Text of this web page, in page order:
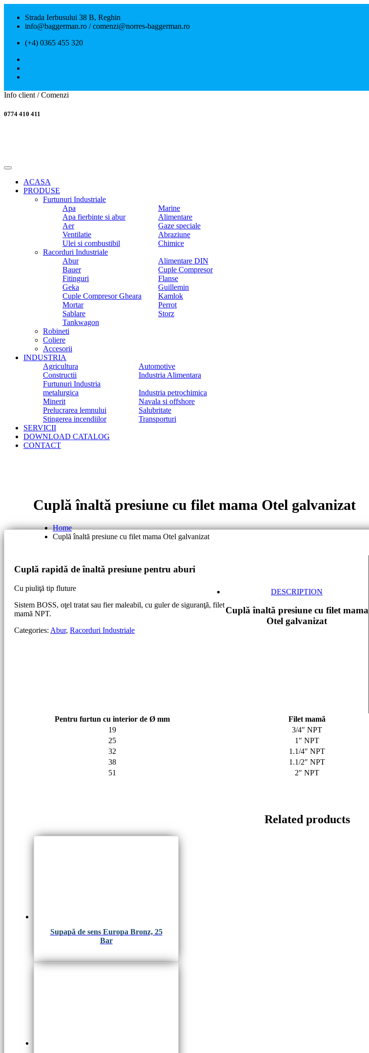
Strada Ierbusului 38 B, Reghin
info@baggerman.ro / comenzi@norres-baggerman.ro
(+4) 0365 455 320
Info client / Comenzi
0774 410 411
ACASA
PRODUSE
Furtunuri Industriale
Apa
Marine
Apa fierbinte si abur
Alimentare
Aer
Gaze speciale
Ventilatie
Abraziune
Ulei si combustibil
Chimice
Racorduri Industriale
Abur
Alimentare DIN
Bauer
Cuple Compresor
Fitinguri
Flanse
Geka
Guillemin
Cuple Compresor Gheara
Kamlok
Mortar
Perrot
Sablare
Storz
Tankwagon
Robineti
Coliere
Accesorii
INDUSTRIA
Agricultura
Automotive
Constructii
Industria Alimentara
Furtunuri Industria
metalurgica
Industria petrochimica
Minerit
Navala si offshore
Prelucrarea lemnului
Salubritate
Stingerea incendiilor
Transporturi
SERVICII
DOWNLOAD CATALOG
CONTACT
Cuplă înaltă presiune cu filet mama Otel galvanizat
Home
Cuplă înaltă presiune cu filet mama Otel galvanizat
Cuplă rapidă de înaltă presiune pentru aburi
Cu piuliţă tip fluture
Sistem BOSS, oţel tratat sau fier maleabil, cu guler de siguranţă, filet
mamă NPT.
Categories: Abur, Racorduri Industriale
DESCRIPTION
Cuplă înaltă presiune cu filet mama
Otel galvanizat
Pentru furtun cu interior de Ø mm Filet mamă
19
3/4″ NPT
25
1″ NPT
32
1.1/4″ NPT
38
1.1/2″ NPT
51
2″ NPT
Related products
Supapă de sens Europa Bronz, 25
Bar